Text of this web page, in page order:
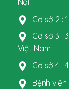
Nội
Cơ sở 2 :
Cơ sở 3 :
Việt Nam
Cơ sở 4 :
Bệnh